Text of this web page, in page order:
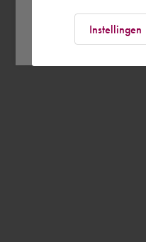
Instellingen